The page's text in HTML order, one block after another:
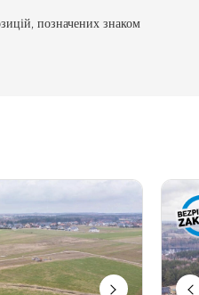
позначених знаком